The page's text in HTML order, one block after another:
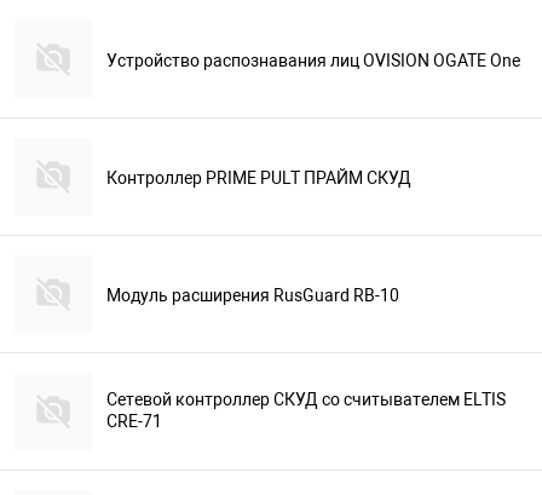
Устройство распознавания лиц OVISION OGATE One
Контроллер PRIME PULT ПРАЙМ СКУД
Модуль расширения RusGuard RB-10
Сетевой контроллер СКУД со считывателем ELTIS
CRE-71